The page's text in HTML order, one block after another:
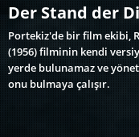
Der Stand der
Portekiz'de bir film ekibi,
(1956) filminin kendi
yerde bulunamaz ve
onu bulmaya çalışır.